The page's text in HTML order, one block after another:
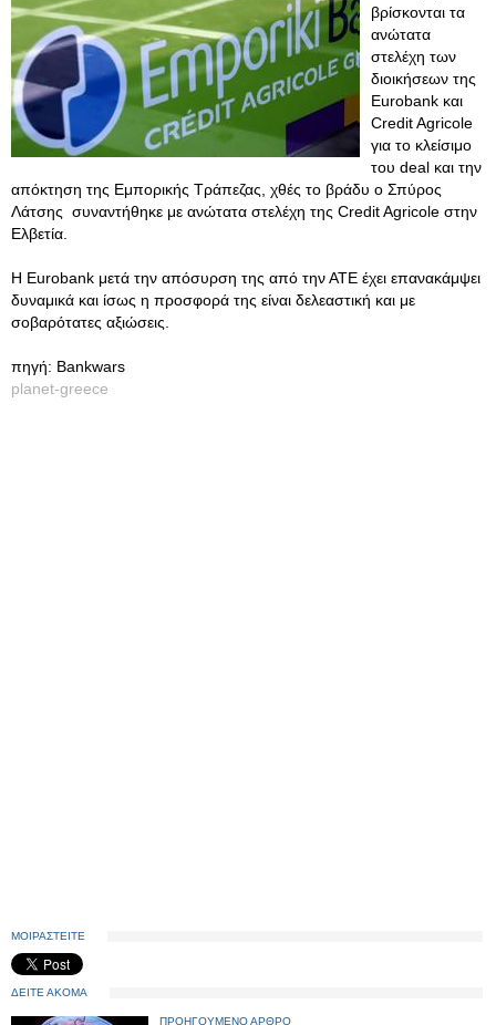
βρίσκονται τα
ανώτατα
στελέχη των
διοικήσεων της
Eurobank και
Credit Agricole
για το κλείσιμο
του deal και την
απόκτηση της Εμπορικής Τράπεζας, χθές το βράδυ ο Σπύρος
Λάτσης συναντήθηκε με ανώτατα στελέχη της Credit Agricole στην
Ελβετία.
Η Eurobank μετά την απόσυρση της από την ΑΤΕ έχει επανακάμψει
δυναμικά και ίσως η προσφορά της είναι δελεαστική και με
σοβαρότατες αξιώσεις.
πηγή: Bankwars
planet-greece
ΜΟΙΡΑΣΤΕΙΤΕ
ΔΕΙΤΕ ΑΚΟΜΑ
ΠΡΟΗΓΟΥΜΕΝΟ ΑΡΘΡΟ